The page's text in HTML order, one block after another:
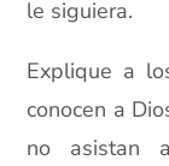
le siguiera.
Explique a
conocen a
no asistan